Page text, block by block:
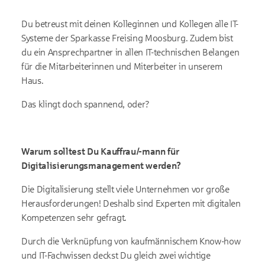
Du betreust mit deinen Kolleginnen und Kollegen alle IT-
Systeme der Sparkasse Freising Moosburg. Zudem bist
du ein Ansprechpartner in allen IT-technischen Belangen
für die Mitarbeiterinnen und Miterbeiter in unserem
Haus.
Das klingt doch spannend, oder?
Warum solltest Du Kauffrau/-mann für
Digitalisierungsmanagement werden?
Die Digitalisierung stellt viele Unternehmen vor große
Herausforderungen! Deshalb sind Experten mit digitalen
Kompetenzen sehr gefragt.
Durch die Verknüpfung von kaufmännischem Know-how
und IT-Fachwissen deckst Du gleich zwei wichtige